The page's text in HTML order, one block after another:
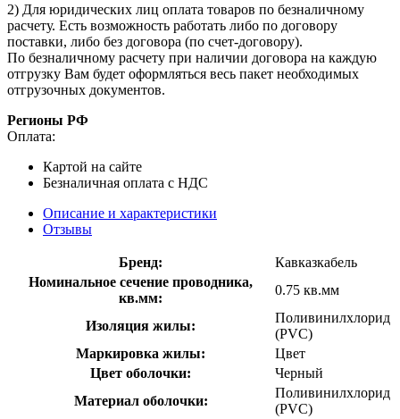
2) Для юридических лиц оплата товаров по безналичному
расчету. Есть возможность работать либо по договору
поставки, либо без договора (по счет-договору).
По безналичному расчету при наличии договора на каждую
отгрузку Вам будет оформляться весь пакет необходимых
отгрузочных документов.
Регионы РФ
Оплата:
Картой на сайте
Безналичная оплата с НДС
Описание и характеристики
Отзывы
Бренд:
Кавказкабель
Номинальное сечение проводника,
кв.мм:
0.75 кв.мм
Изоляция жилы:
Поливинилхлорид
(PVC)
Маркировка жилы:
Цвет
Цвет оболочки:
Черный
Материал оболочки:
Поливинилхлорид
(PVC)